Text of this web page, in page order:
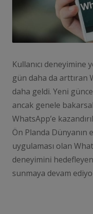
Kullanıcı
gün daha da arttıran
daha geldi. Yeni
ancak genele
WhatsApp’e
Ön Planda Dünyanın
uygulaması olan
deneyimini
sunmaya devam